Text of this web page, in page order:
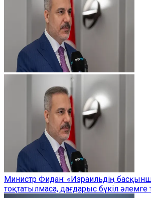
Министр Фидан: «Израильдің
тоқтатылмаса, дағдарыс бүкіл әлемге